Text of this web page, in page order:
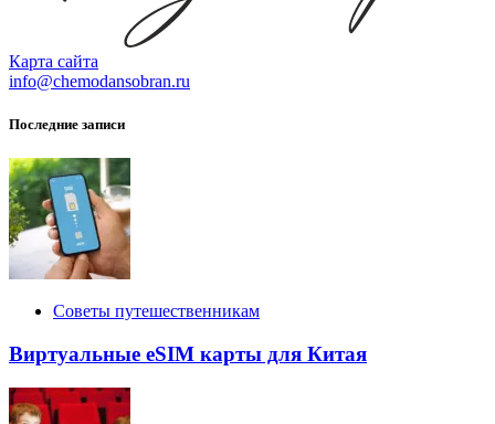
Карта сайта
info@chemodansobran.ru
Последние записи
Советы путешественникам
Виртуальные eSIM карты для Китая